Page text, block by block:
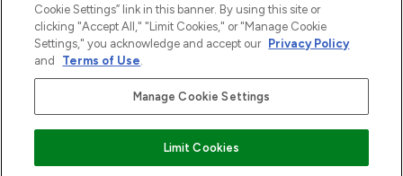
Betaal veilig met
Cookie Settings” link in this banner. By using this site or
clicking "Accept All," "Limit Cookies," or "Manage Cookie
Settings," you acknowledge and accept our Privacy Policy
and
Terms of Use.
Manage Cookie Settings
Limit Cookies